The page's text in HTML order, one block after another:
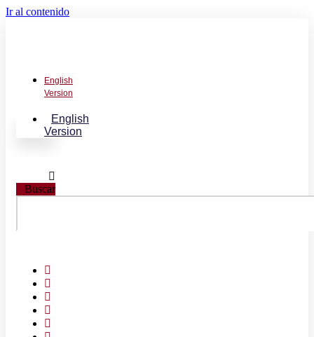
Ir al contenido
English
Version
English
Version
Buscar